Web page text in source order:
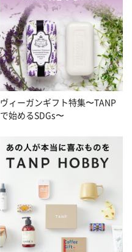
ヴィーガンギフト特集〜TANP
で始めるSDGs〜